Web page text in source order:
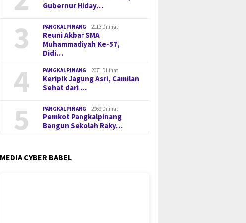
Gubernur Hiday…
3 PANGKALPINANG 2113 Dilihat
Reuni Akbar SMA
Muhammadiyah Ke-57,
Didi…
4 PANGKALPINANG 2071 Dilihat
Keripik Jagung Asri, Camilan
Sehat dari …
5 PANGKALPINANG 2069 Dilihat
Pemkot Pangkalpinang
Bangun Sekolah Raky…
MEDIA CYBER BABEL